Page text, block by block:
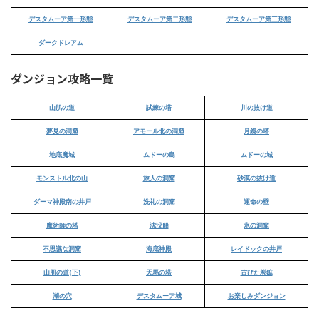
デスタムーア第一形態 デスタムーア第二形態 デスタムーア第三形態
ダークドレアム
ダンジョン攻略一覧
山肌の道 試練の塔 川の抜け道
夢見の洞窟 アモール北の洞窟 月鏡の塔
地底魔城 ムドーの島 ムドーの城
モンストル北の山 旅人の洞窟 砂漠の抜け道
ダーマ神殿南の井戸 洗礼の洞窟 運命の壁
魔術師の塔 沈没船 氷の洞窟
不思議な洞窟 海底神殿 レイドックの井戸
山肌の道(下) 天馬の塔 古びた炭鉱
湖の穴 デスタムーア城 お楽しみダンジョン